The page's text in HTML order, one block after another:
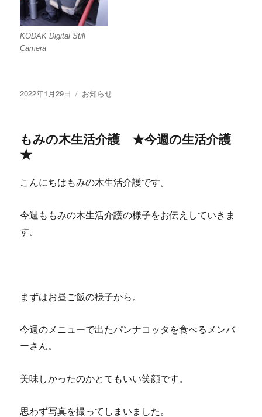
KODAK Digital Still
Camera
投
2022年1月29日
カ
ー
お知らせ
もみの木生活介護 ★今週の生活介護
★
こんにちはもみの木生活介護です。
今週ももみの木生活介護の様子をお伝えしていきま
す。
まずはお昼ご飯の様子から。
今週のメニューで出たパンナコッタを食べるメンバ
ーさん。
美味しかったのかとてもいい笑顔です。
思わず写真を撮ってしまいました。